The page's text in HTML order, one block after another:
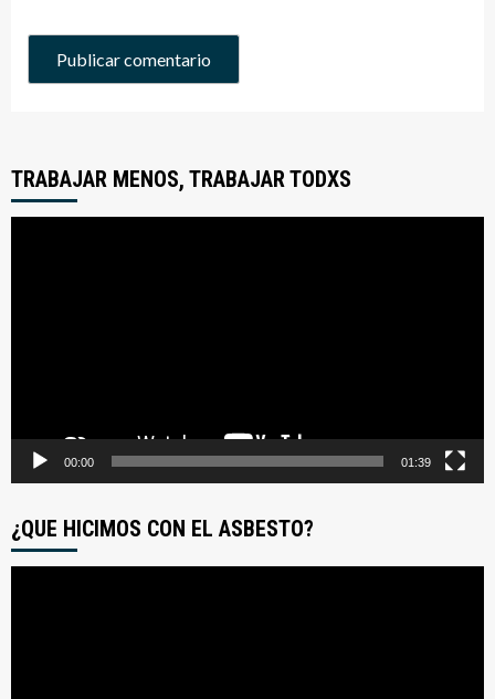
TRABAJAR MENOS, TRABAJAR TODXS
00:00 01:39
¿QUE HICIMOS CON EL ASBESTO?